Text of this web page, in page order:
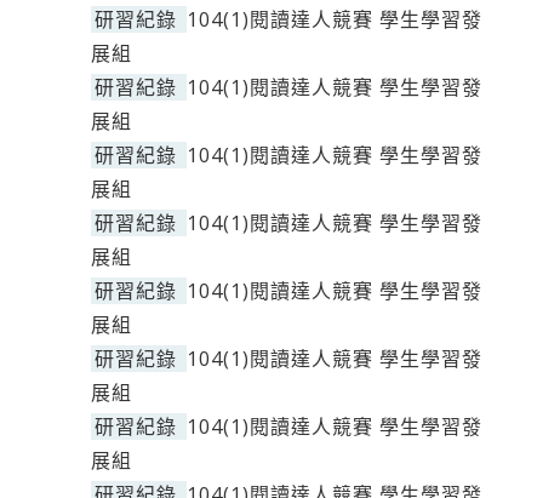
研習紀錄 104(1)閱讀達人競賽 學生學習發
展組
研習紀錄 104(1)閱讀達人競賽 學生學習發
展組
研習紀錄 104(1)閱讀達人競賽 學生學習發
展組
研習紀錄 104(1)閱讀達人競賽 學生學習發
展組
研習紀錄 104(1)閱讀達人競賽 學生學習發
展組
研習紀錄 104(1)閱讀達人競賽 學生學習發
展組
研習紀錄 104(1)閱讀達人競賽 學生學習發
展組